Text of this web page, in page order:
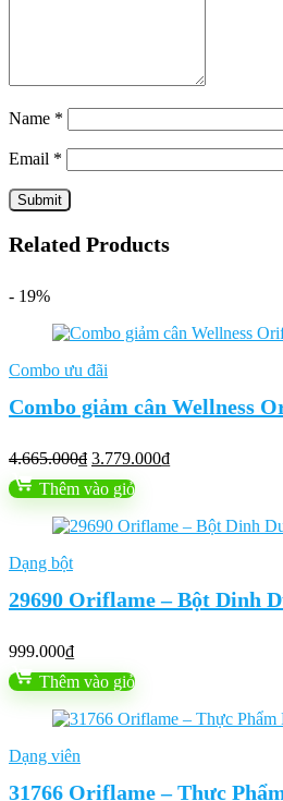
Name *
Email *
Related Products
- 19%
Combo ưu đãi
Combo giảm cân Wellness
4.665.000₫ Giá
gốc
là:
4.665.000₫.
3.779.000₫Giá
3.779.000₫.
Thêm vào giỏ
Dạng bột
29690 Oriflame – Bột Dinh
999.000₫
Thêm vào giỏ
Dạng viên
31766 Oriflame – Thực